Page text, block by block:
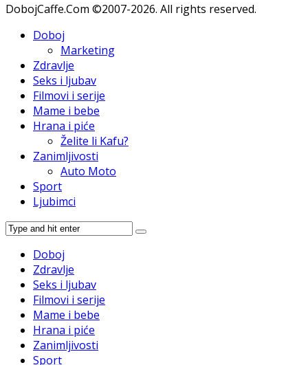
DobojCaffe.Com ©2007-2026. All rights reserved.
Doboj
Marketing
Zdravlje
Seks i ljubav
Filmovi i serije
Mame i bebe
Hrana i piće
Želite li Kafu?
Zanimljivosti
Auto Moto
Sport
Ljubimci
Doboj
Zdravlje
Seks i ljubav
Filmovi i serije
Mame i bebe
Hrana i piće
Zanimljivosti
Sport